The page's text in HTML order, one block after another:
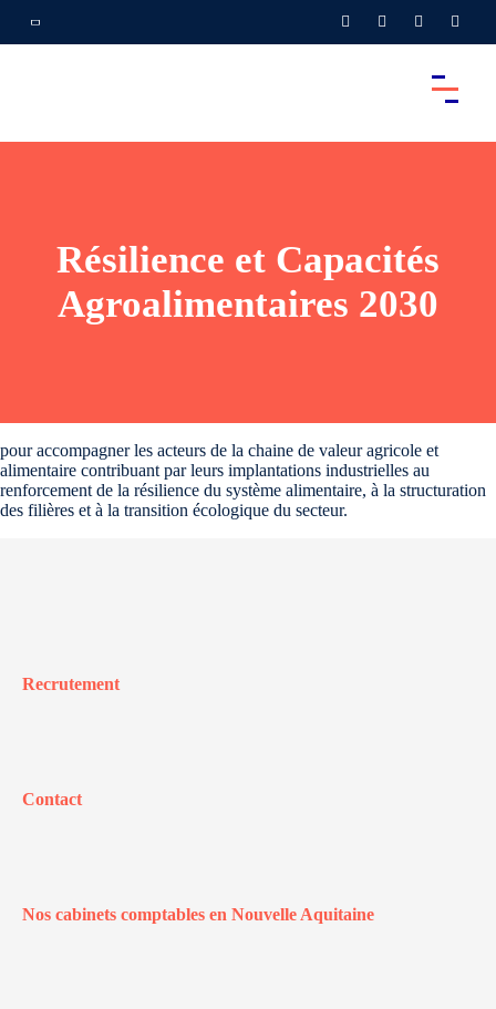
Résilience et Capacités
Agroalimentaires 2030
pour accompagner les acteurs de la chaine de valeur agricole et
alimentaire contribuant par leurs implantations industrielles au
renforcement de la résilience du système alimentaire, à la structuration
des filières et à la transition écologique du secteur.
Recrutement
Contact
Nos cabinets comptables en Nouvelle Aquitaine